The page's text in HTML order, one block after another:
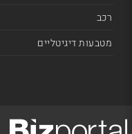
רכב
מטבעות דיגיטליים